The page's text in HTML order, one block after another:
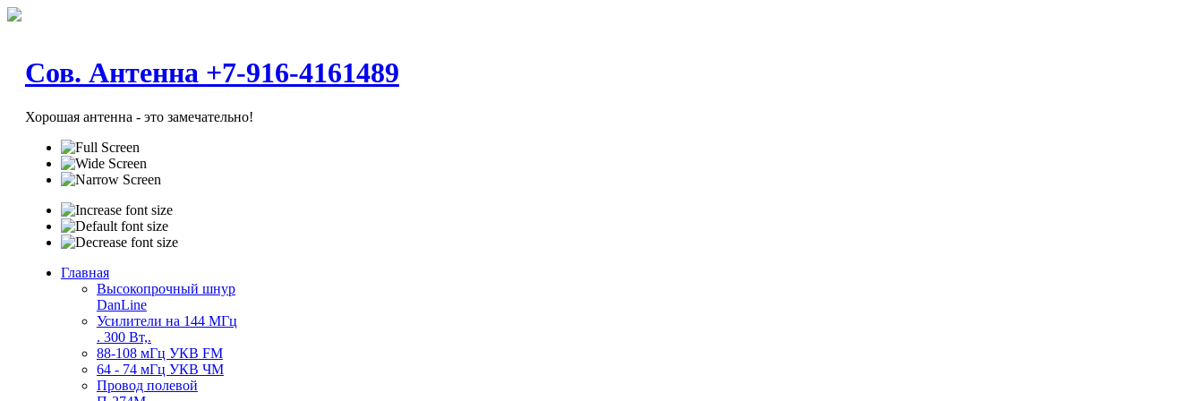
Сов. Антенна +7-916-4161489
Хорошая антенна - это замечательно!
Главная
Высокопрочный шнур
DanLine
Усилители на 144 МГц
. 300 Вт,.
88-108 мГц УКВ FM
64 - 74 мГц УКВ ЧМ
Провод полевой